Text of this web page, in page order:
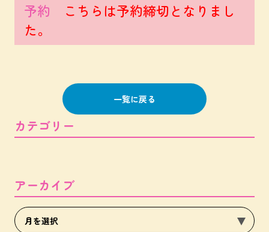
予約
こちらは予約締切となりまし
た。
一覧に戻る
カテゴリー
アーカイブ